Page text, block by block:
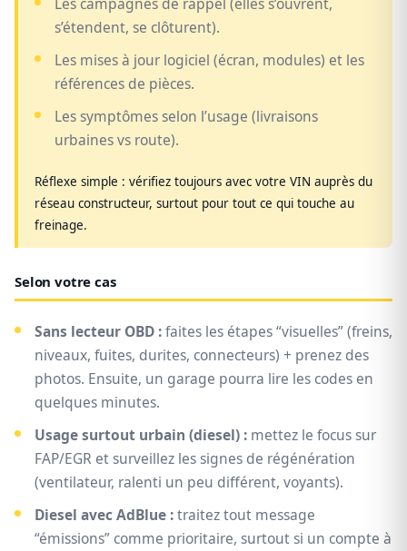
s’étendent, se clôturent).
Les mises à jour logiciel (écran, modules) et les
références de pièces.
Les symptômes selon l’usage (livraisons
urbaines vs route).
Réflexe simple : vérifiez toujours avec votre VIN auprès du
réseau constructeur, surtout pour tout ce qui touche au
freinage.
Selon votre cas
Sans lecteur OBD :faites les étapes “visuelles” (freins,
niveaux, fuites, durites, connecteurs) + prenez des
photos. Ensuite, un garage pourra lire les codes en
quelques minutes.
Usage surtout urbain (diesel) : mettez le focus sur
FAP/EGR et surveillez les signes de régénération
(ventilateur, ralenti un peu différent, voyants).
Diesel avec AdBlue :traitez tout message
“émissions” comme prioritaire, surtout si un compte à